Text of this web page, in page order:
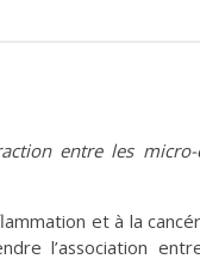
entre les
et à la
l’association